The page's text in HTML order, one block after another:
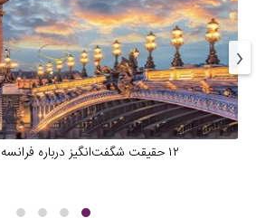
۱۲ حقیقت شگفت‌انگیز درباره فرانسه که باید بدانید!
‹